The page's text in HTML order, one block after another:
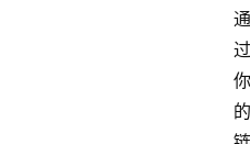
通
过
你
的